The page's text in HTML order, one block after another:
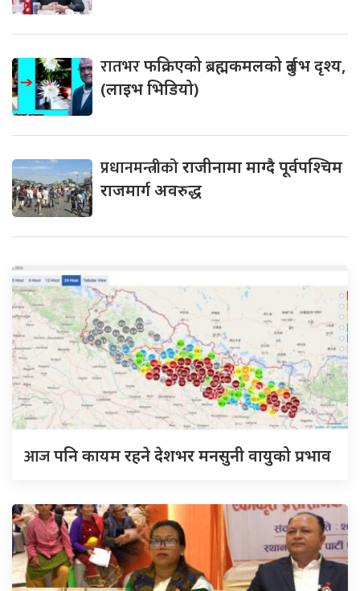
रातभरफक्रिएको ब्रह्मकमलको दुर्लभ दृश्य,
(लाइभ भिडियो)
प्रधानमन्त्रीकोराजीनामा माग्दै पूर्वपश्चिम
राजमार्ग अवरुद्ध
आजपनि कायम रहने देशभर मनसुनी वायुको प्रभाव